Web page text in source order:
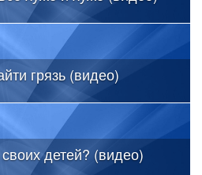
грязь (видео)
детей? (видео)